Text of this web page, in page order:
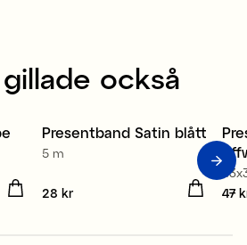
också
Presentband Satin blått
5 m
Pris:28 kr
28 kr Pris
47